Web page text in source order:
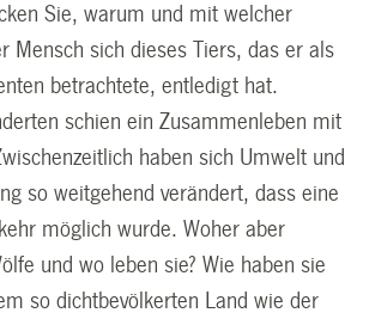
Sie, warum und mit welcher
Mensch sich dieses Tiers, das er als
betrachtete, entledigt hat.
schien ein Zusammenleben mit
haben sich Umwelt und
so weitgehend verändert, dass eine
möglich wurde. Woher aber
und wo leben sie? Wie haben sie
so dichtbevölkerten Land wie der